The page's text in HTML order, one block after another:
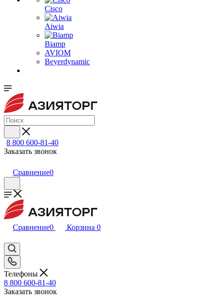
Cisco
Aiwia
Biamp
AVIOM
Beyerdynamic
8 800 600-81-40
Заказать звонок
Сравнение0
Сравнение0 Корзина 0
Телефоны
8 800 600-81-40
Заказать звонок